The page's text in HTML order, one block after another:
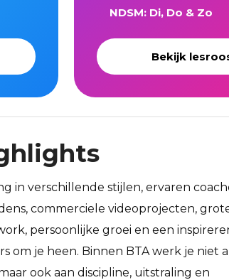
NDSM: Di, Do & Zo
Bekijk
in verschillende stijlen, ervaren
commerciele videoprojecten,
persoonlijke groei en een
om je heen. Binnen BTA werk je niet
ook aan discipline, uitstraling en